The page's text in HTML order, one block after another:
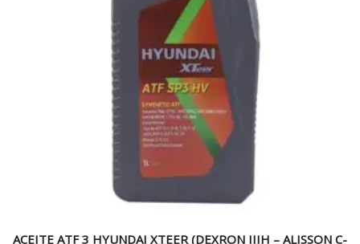
ACEITE ATF 3 HYUNDAI XTEER (DEXRON IIIH – ALISSON C-